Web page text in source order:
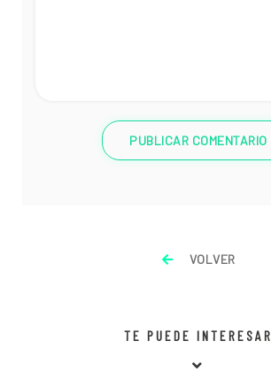
PUBLICAR COMENTARIO
VOLVER
TE PUEDE INTERESAR